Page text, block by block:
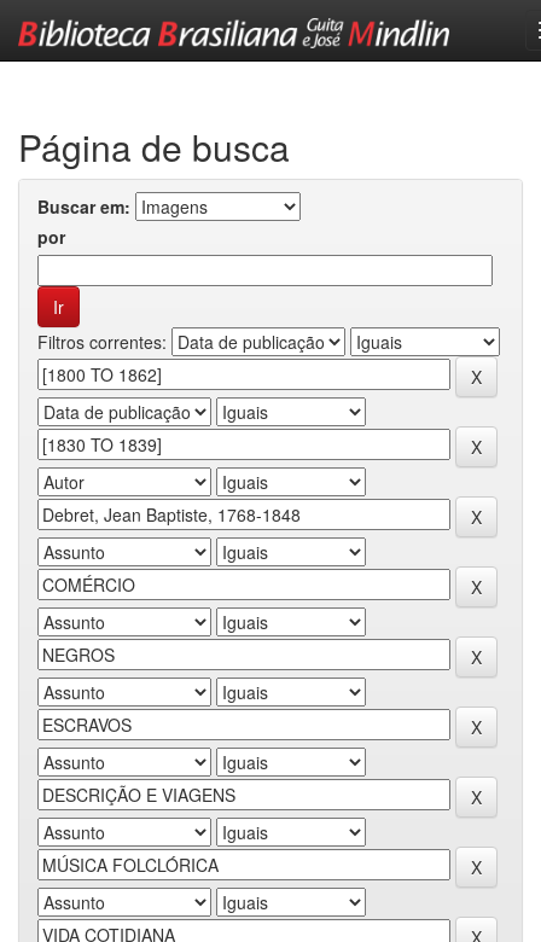
Página de busca
Buscar em:
por
Filtros correntes: